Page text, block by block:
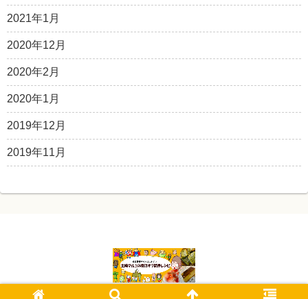
2021年1月
2020年12月
2020年2月
2020年1月
2019年12月
2019年11月